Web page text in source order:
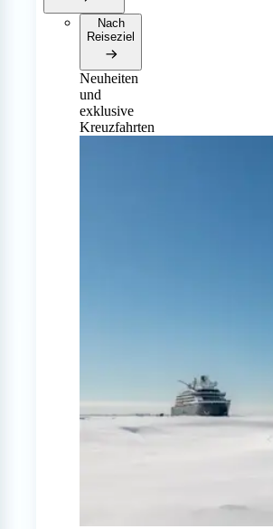
Nach
Reiseziel
Neuheiten
und
exklusive
Kreuzfahrten